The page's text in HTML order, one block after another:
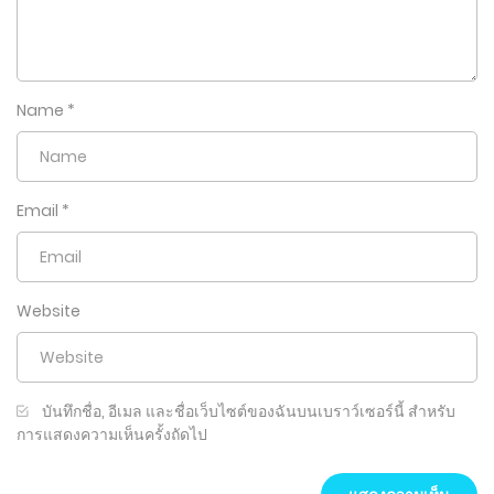
Name *
Email *
Website
บันทึกชื่อ, อีเมล และชื่อเว็บไซต์ของฉันบนเบราว์เซอร์นี้ สำหรับ
การแสดงความเห็นครั้งถัดไป